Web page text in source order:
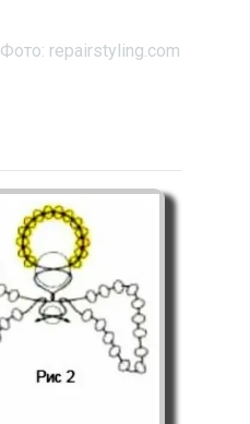
Фото: repairstyling.com